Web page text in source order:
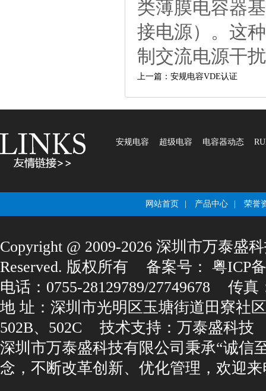
类薄膜电容器
接电源）。这
制交流电源干
上一篇：安规电容VDE认证
安规电容 超级电容 电容器动态
网站首页 产品中心 荣誉
Copyright@2009-2026深圳市万泰盛
Reserved.版权所有
备案号：
粤ICP
电话：0755-28129789/27749678
传真
地址：深圳市光明区玉塘街道田寮社
502B、502C
技术支持： 万泰盛科技
深圳市万泰盛科技有限公司秉承“诚信
念，不断改革创新、优化管理，欢迎